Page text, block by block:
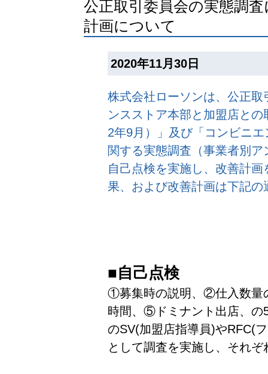
公正取引委員会の実態調
計画について
2020年11月30日
株式会社ローソンは、公正
ンスストア本部と加盟店と
2年9月）」及び「コンビニ
関する実態調査（事業者別
自己点検を実施し、改善計
果、および改善計画は下記の
■自己点検
①募集時の説明、②仕入数量
時間、⑤ドミナント出店、の
のSV(加盟店指導員)やRFC(
として調査を実施し、それ